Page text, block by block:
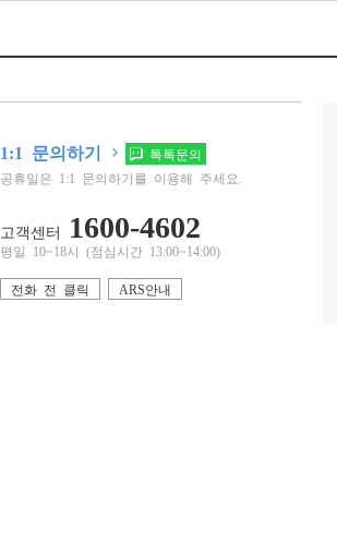
1:1 문의하기
톡톡문의
공휴일은 1:1 문의하기를 이용해 주세요.
고객센터 1600-4602
평일 10~18시 (점심시간 13:00~14:00)
전화 전 클릭 ARS안내